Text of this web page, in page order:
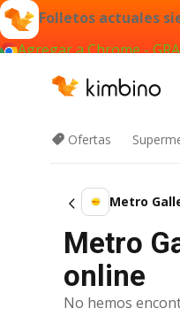
Folletos actuales
Agregar a Chrome -
Ofertas
Metro
Metro
online
No hemos